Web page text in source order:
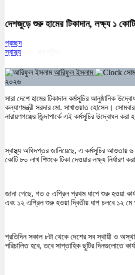
দেশজুড়ে শুরু হামের টিকাদান, লক্ষ্য ১
প্রচ্ছদ
স্বাস্থ্য
আরিফুল ইসলাম
২০২৬
সারা দেশে হামের টিকাদান কর্মসূচির আনুষ্ঠানিক
কল্যাণমন্ত্রী সরদার মো. সাখাওয়াত হোসেন।
নারায়ণগঞ্জের জিন্দাপার্কে এই কর্মসূচির উদ্বোধন করা
স্বাস্থ্য অধিদপ্তর জানিয়েছে, এ কর্মসূচির আওতায়
কোটি ৮০ লাখ শিশুকে টিকা দেওয়ার লক্ষ্য নির্ধারণ
জানা গেছে, গত ৫ এপ্রিল প্রথম ধাপে শুরু হওয়া
এবং ১২ এপ্রিল শুরু হওয়া দ্বিতীয় ধাপ চলবে ১২ মে
প্রতিদিন সকাল ৮টা থেকে দেশের সব স্থায়ী ও
পরিচালিত হবে, তবে সাপ্তাহিক ছুটির দিনগুলোতে